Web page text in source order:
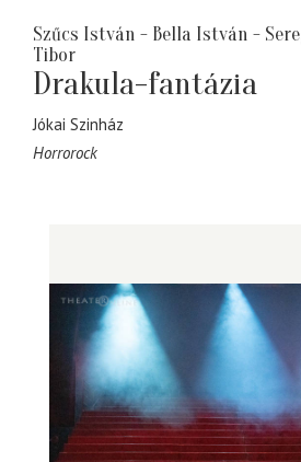
Szűcs István - Bella István -
Tibor
Drakula-fantázia
Jókai Szinház
Horrorock